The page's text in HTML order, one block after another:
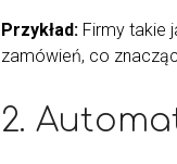
Przykład: Firmy takie
zamówień, co
2.